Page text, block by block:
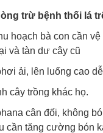
trừ bệnh thối lá
hoạch bà con cần
và tàn dư cây cũ
ải, lên luống cao
cây trồng khác họ.
cân đối, không
cần tăng cường bón